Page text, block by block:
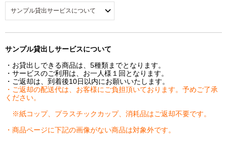
サンプル貸出しサービスについて
・お貸出しできる商品は、5種類までとなります。
・サービスのご利用は、お一人様１回となります。
・ご返却は、到着後10日以内にお願いいたします。
・ご返却の配送代は、お客様にご負担頂いております。予めご了承
ください。
※紙コップ、プラスチックカップ、消耗品はご返却不要です。
・商品ページに下記の画像がない商品は対象外です。